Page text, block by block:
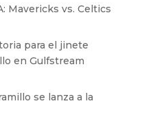
Mavericks vs. Celtics
para el jinete
en Gulfstream
se lanza a la